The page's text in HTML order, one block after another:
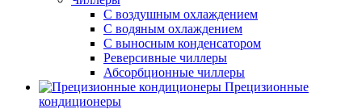
С воздушным охлаждением
С водяным охлаждением
С выносным конденсатором
Реверсивные чиллеры
Абсорбционные чиллеры
Прецизионные
кондиционеры